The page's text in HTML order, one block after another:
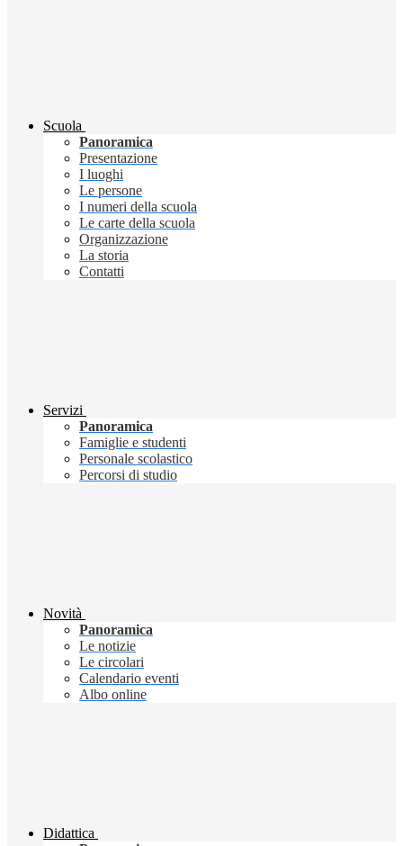
Scuola
Panoramica
Presentazione
I luoghi
Le persone
I numeri della scuola
Le carte della scuola
Organizzazione
La storia
Contatti
Servizi
Panoramica
Famiglie e studenti
Personale scolastico
Percorsi di studio
Novità
Panoramica
Le notizie
Le circolari
Calendario eventi
Albo online
Didattica